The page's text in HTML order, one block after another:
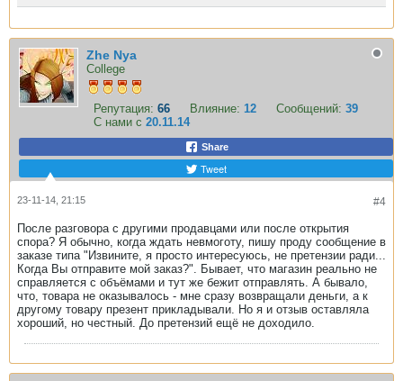
Zhe Nya
College
Репутация: 66 Влияние: 12 Сообщений: 39
С нами с 20.11.14
Share
Tweet
#4
23-11-14, 21:15
После разговора с другими продавцами или после открытия
спора? Я обычно, когда ждать невмоготу, пишу проду сообщение в
заказе типа "Извините, я просто интересуюсь, не претензии ради...
Когда Вы отправите мой заказ?". Бывает, что магазин реально не
справляется с объёмами и тут же бежит отправлять. А бывало,
что, товара не оказывалось - мне сразу возвращали деньги, а к
другому товару презент прикладывали. Но я и отзыв оставляла
хороший, но честный. До претензий ещё не доходило.